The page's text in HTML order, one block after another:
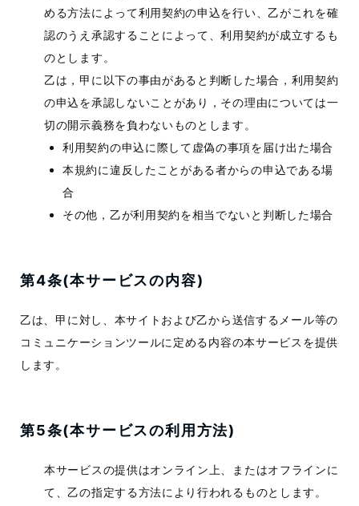
める方法によって利用契約の申込を行い、乙がこれを確
認のうえ承認することによって、利用契約が成立するも
のとします。
乙は，甲に以下の事由があると判断した場合，利用契約
の申込を承認しないことがあり，その理由については一
切の開示義務を負わないものとします。
利用契約の申込に際して虚偽の事項を届け出た場合
本規約に違反したことがある者からの申込である場
合
その他，乙が利用契約を相当でないと判断した場合
第4条(本サービスの内容)
乙は、甲に対し、本サイトおよび乙から送信するメール等の
コミュニケーションツールに定める内容の本サービスを提供
します。
第5条(本サービスの利用方法)
本サービスの提供はオンライン上、またはオフラインに
て、乙の指定する方法により行われるものとします。